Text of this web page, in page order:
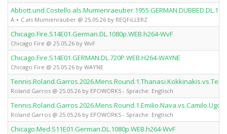
A + C als Mumienräuber @ 25.05.26 by REQFiLLERZ
Chicago.Fire.S14E01.German.DL.1080p.WEB.h264-WvF
Chicago Fire @ 25.05.26 by WvF
Chicago.Fire.S14E01.GERMAN.DL.720P.WEB.H264-WAYNE
Chicago Fire @ 25.05.26 by WAYNE
Roland Garros @ 25.05.26 by EPOWORKS - Sprache: Englisch
Roland Garros @ 25.05.26 by EPOWORKS - Sprache: Englisch
Chicago.Med.S11E01.German.DL.1080p.WEB.h264-WvF